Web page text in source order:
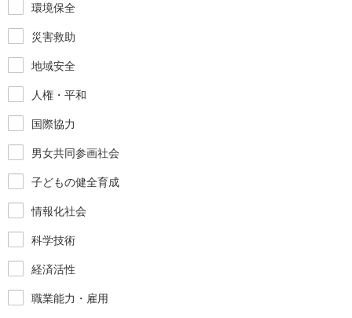
環境保全
災害救助
地域安全
人権・平和
国際協力
男女共同参画社会
子どもの健全育成
情報化社会
科学技術
経済活性
職業能力・雇用